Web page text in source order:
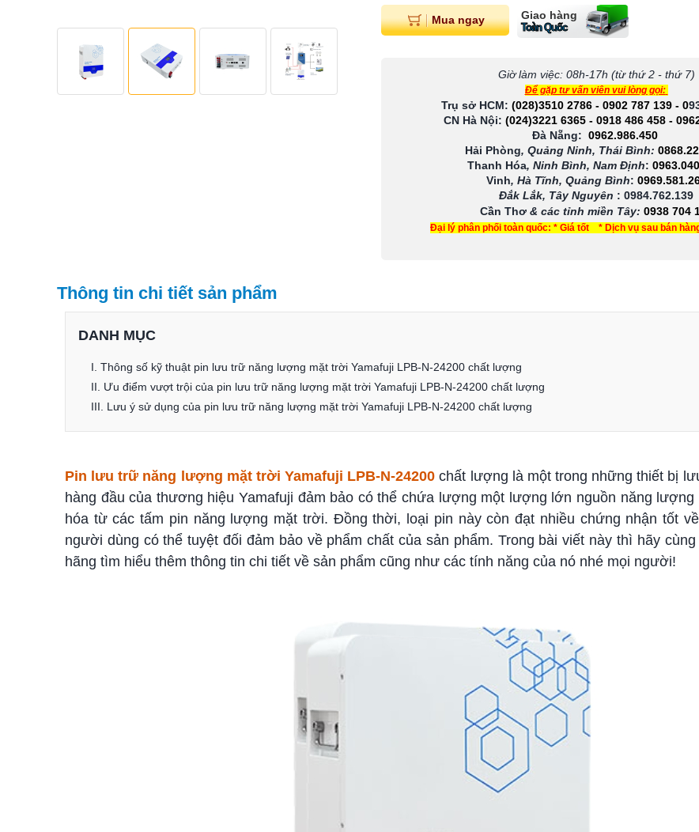
Mua ngay Giao hàng
Toàn Quốc
Giờ làm việc: 08h-17h (từ thứ 2 - thứ 7)
Để gặp tư vấn viên vui lòng gọi:
Trụ sở HCM: (028)3510 2786 - 0902 787 139- 0
CN Hà Nội: (024)3221 6365 - 0918 486 458 -
Đà Nẵng: 0962.986.450
Hải Phòng, Quảng Ninh, Thái Bình:
Thanh Hóa, Ninh Bình, Nam Định:
Vinh, Hà Tĩnh, Quảng Bình:
Đắk Lắk, Tây Nguyên : 0984.762.139
Cần Thơ & các tỉnh miền Tây: 0938 704
Đại lý phân phối toàn quốc: * Giá tốt * Dịch vụ sau bán
Thông tin chi tiết sản phẩm
DANH MỤC
I. Thông số kỹ thuật pin lưu trữ năng lượng mặt trời Yamafuji LPB-N-24200 chất lượng
II. Ưu điểm vượt trội của pin lưu trữ năng lượng mặt trời Yamafuji LPB-N-24200 chất lượng
III. Lưu ý sử dụng của pin lưu trữ năng lượng mặt trời Yamafuji LPB-N-24200 chất lượng
Pin lưu trữ năng lượng mặt trời Yamafuji LPB-N-24200 chất lượng là một trong những thiết bị
hàng đầu của thương hiệu Yamafuji đảm bảo có thể chứa lượng một lượng lớn nguồn năng
hóa từ các tấm pin năng lượng mặt trời. Đồng thời, loại pin này còn đạt nhiều chứng nhận tốt
người dùng có thể tuyệt đối đảm bảo về phẩm chất của sản phẩm. Trong bài viết này thì hãy
hãng tìm hiểu thêm thông tin chi tiết về sản phẩm cũng như các tính năng của nó nhé mọi người!